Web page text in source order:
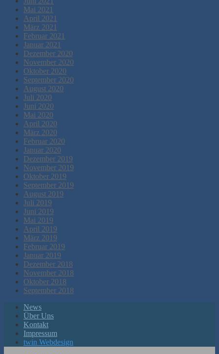
Mai 2021
April 2021
März 2021
Februar 2021
Januar 2021
Dezember 2020
November 2020
Oktober 2020
September 2020
August 2020
Juli 2020
Juni 2020
Mai 2020
April 2020
März 2020
Februar 2020
Januar 2020
Dezember 2019
November 2019
Oktober 2019
September 2019
August 2019
Juli 2019
Juni 2019
Mai 2019
April 2019
März 2019
Februar 2019
Januar 2019
Dezember 2018
November 2018
Oktober 2018
September 2018
News
Über Uns
Kontakt
Impressum
twin Webdesign